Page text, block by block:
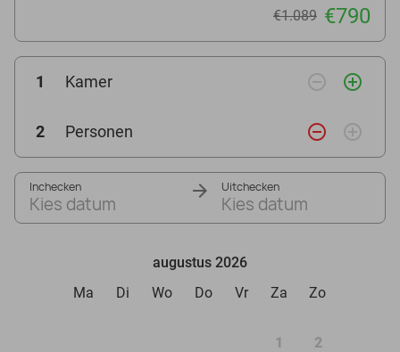
€1.089 €790
1 Kamer remove_circle_outline add_circle_outline
2 Personen remove_circle_outline add_circle_outline
Inchecken
Kies datum
Uitchecken
Kies datum
augustus 2026
Ma
Di Wo Do Vr Za Zo
1 2